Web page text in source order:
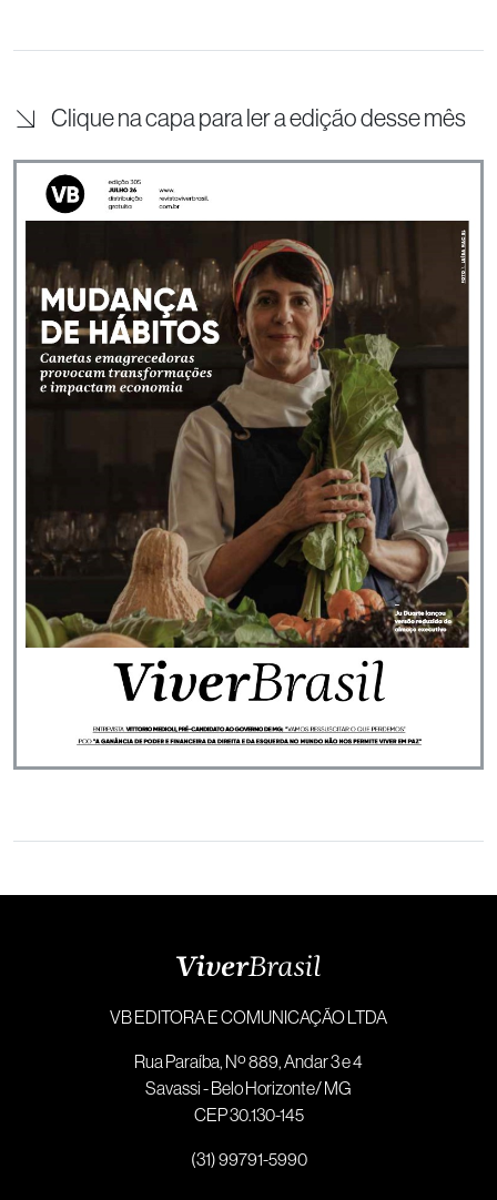
Clique na capa para ler a edição desse mês
VB EDITORA E COMUNICAÇÃO LTDA
Rua Paraíba, Nº 889, Andar 3 e 4
Savassi - Belo Horizonte/ MG
CEP 30.130-145
(31) 99791-5990